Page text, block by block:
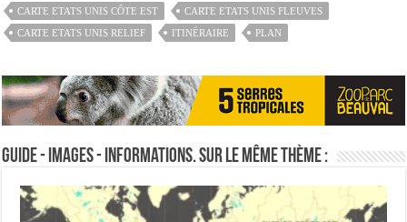
CARTE ETATS UNIS CÔTE EST
CARTE ETATS UNIS FLEUVES
CARTE ETATS UNIS RELIEF
ITINÉRAIRE PLAN
Guide - Images - Informations. Sur le même thème :